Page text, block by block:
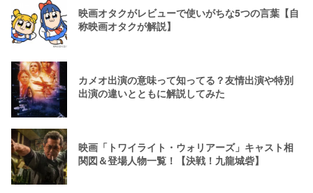
映画オタクがレビューで使いがちな5つの言葉【自
称映画オタクが解説】
カメオ出演の意味って知ってる？友情出演や特別
出演の違いとともに解説してみた
映画「トワイライト・ウォリアーズ」キャスト相
関図＆登場人物一覧！【決戦！九龍城砦】